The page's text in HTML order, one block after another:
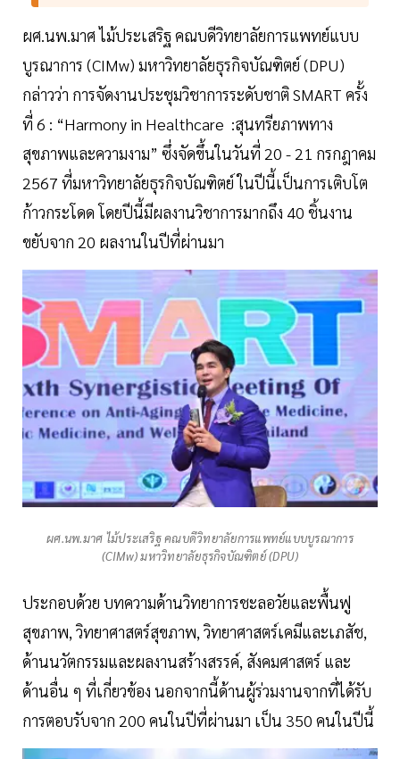
ผศ.นพ.มาศ ไม้ประเสริฐ คณบดีวิทยาลัยการแพทย์แบบ
บูรณาการ (CIMw) มหาวิทยาลัยธุรกิจบัณฑิตย์ (DPU)
กล่าวว่า การจัดงานประชุมวิชาการระดับชาติ SMART ครั้ง
ที่ 6 : “Harmony in Healthcare :สุนทรียภาพทาง
สุขภาพและความงาม” ซึ่งจัดขึ้นในวันที่ 20 - 21 กรกฎาคม
2567 ที่มหาวิทยาลัยธุรกิจบัณฑิตย์ ในปีนี้เป็นการเติบโต
ก้าวกระโดด โดยปีนี้มีผลงานวิชาการมากถึง 40 ชิ้นงาน
ขยับจาก 20 ผลงานในปีที่ผ่านมา
ผศ.นพ.มาศ ไม้ประเสริฐ คณบดีวิทยาลัยการแพทย์แบบบูรณาการ
(CIMw) มหาวิทยาลัยธุรกิจบัณฑิตย์ (DPU)
ประกอบด้วย บทความด้านวิทยาการชะลอวัยและพื้นฟู
สุขภาพ, วิทยาศาสตร์สุขภาพ, วิทยาศาสตร์เคมีและเภสัช,
ด้านนวัตกรรมและผลงานสร้างสรรค์, สังคมศาสตร์ และ
ด้านอื่น ๆ ที่เกี่ยวข้อง นอกจากนี้ด้านผู้ร่วมงานจากที่ได้รับ
การตอบรับจาก 200 คนในปีที่ผ่านมา เป็น 350 คนในปีนี้